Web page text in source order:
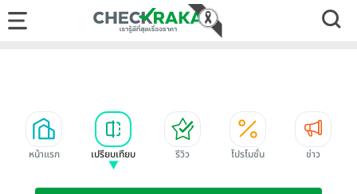
หน้าแรก เปรียบเทียบ รีวิว โปรโมชั่น ข่าว